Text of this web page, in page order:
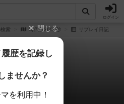
ログイン
索 時代劇3600秒 リプレイ日記
3600秒
プレイ日記
閉じる
歴を記録し
ませんか？
を利用中！